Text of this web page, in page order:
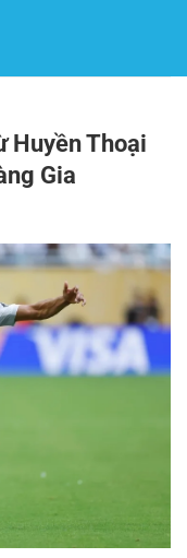
Huyền Thoại
Gia